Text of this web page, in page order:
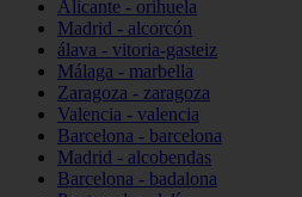
Alicante - orihuela
Madrid - alcorcón
álava - vitoria-gasteiz
Málaga - marbella
Zaragoza - zaragoza
Valencia - valencia
Barcelona - barcelona
Madrid - alcobendas
Barcelona - badalona